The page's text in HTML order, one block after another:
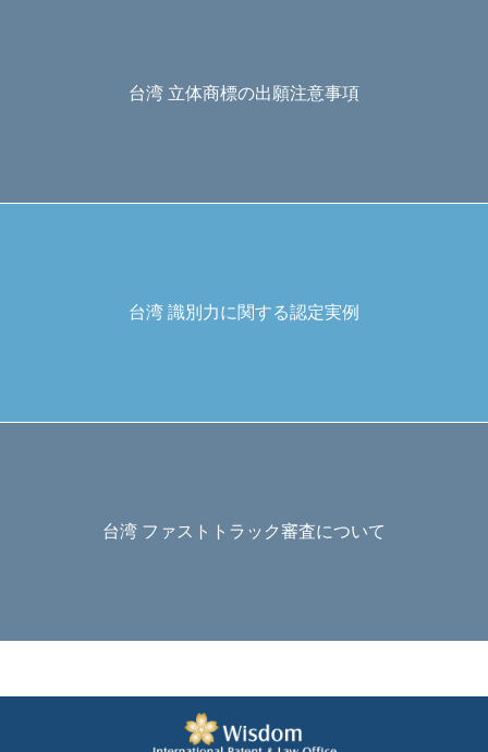
台湾 立体商標の出願注意事項
台湾 識別力に関する認定実例
台湾 ファストトラック審査について